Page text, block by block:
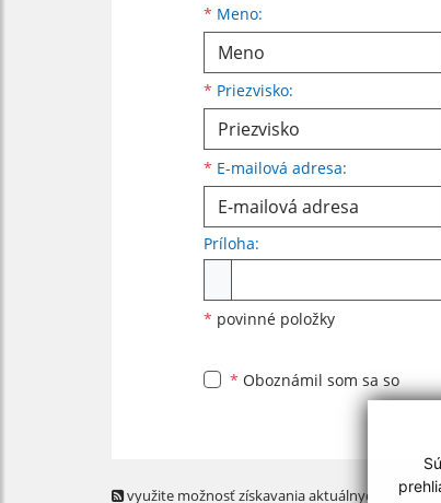
* Meno:
Meno
* Priezvisko:
Priezvisko
* E-mailová adresa:
E-mailová adresa
Príloha:
* povinné položky
* Oboznámil som sa so
využite možnosť získavania aktuálnych